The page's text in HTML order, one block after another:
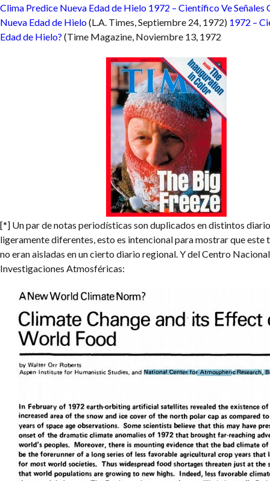
Clima Predice Nueva Edad de Hielo 1972 – Científico Ve Señales
Nueva Edad de Hielo(L.A. Times, Septiembre 24, 1972) 1972 –
Edad de Hielo? (Time Magazine, Noviembre 13, 1972
[*] Un par de notas periodísticas son duplicados en distintos
ligeramente diferentes, esto es intencional para mostrar que este
no eran aisladas en un cierto diario regional. Y del Centro
Investigaciones Atmosféricas: